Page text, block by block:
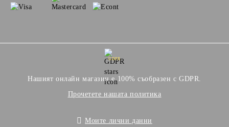
GDPR
Нашият онлайн магазин е 100% съобразен с GDPR.
Прочетете нашата политика
Моите лични данни